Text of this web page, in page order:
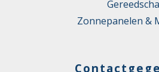
Zonnepanelen &